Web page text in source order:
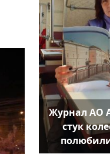
Журнал АО
стук